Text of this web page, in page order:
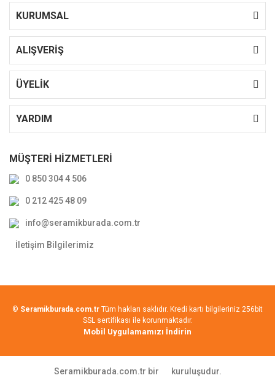
KURUMSAL
ALIŞVERİŞ
ÜYELİK
YARDIM
MÜŞTERİ HİZMETLERİ
0 850 304 4 506
0 212 425 48 09
info@seramikburada.com.tr
İletişim Bilgilerimiz
© Seramikburada.com.tr Tüm hakları saklıdır. Kredi kartı bilgileriniz 256bit
SSL sertifikası ile korunmaktadır.
Mobil Uygulamamızı İndirin
Seramikburada.com.tr bir kuruluşudur.